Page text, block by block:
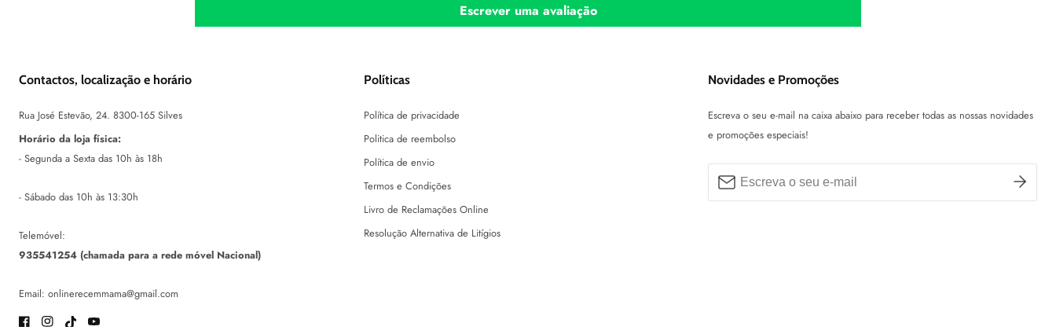
Escrever uma avaliação
Contactos, localização e horário
Rua José Estevão, 24. 8300-165 Silves
Horário da loja física:
- Segunda a Sexta das 10h às 18h
- Sábado das 10h às 13:30h
Telemóvel:
935541254 (chamada para a rede móvel Nacional)
Email: onlinerecemmama@gmail.com
Facebook
Instagram
TikTokYoutube
Políticas
Política de privacidade
Politica de reembolso
Política de envio
Termos e Condições
Livro de Reclamações Online
Resolução Alternativa de Litígios
Novidades e Promoções
Escreva o seu e-mail na caixa abaixo para receber todas as nossas novidades
e promoções especiais!